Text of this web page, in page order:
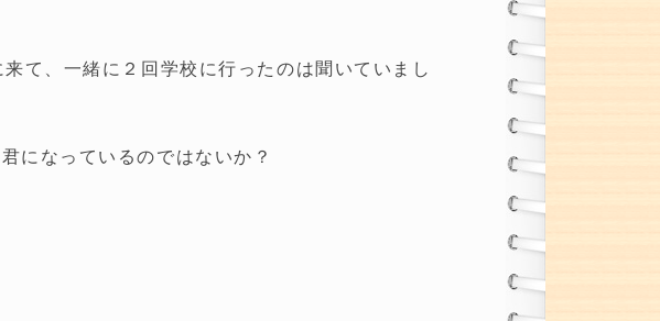
て、一緒に２回学校に行ったのは聞いていまし
になっているのではないか？